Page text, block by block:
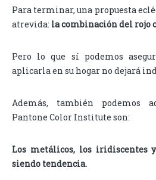
Para terminar, una propuesta
atrevida: la combinación del rojo
Pero lo que sí podemos
aplicarla en su hogar no dejará
Además, también podemos
Pantone Color Institute son:
Los metálicos, los iridiscentes
siendo tendencia.